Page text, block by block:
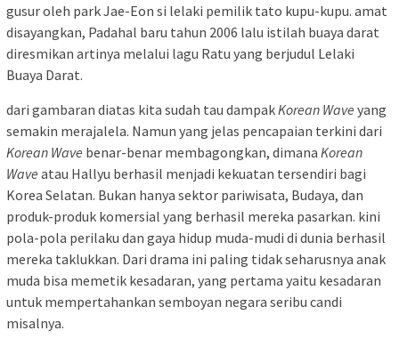
gusur oleh park Jae-Eon si lelaki pemilik tato kupu-kupu. amat
disayangkan, Padahal baru tahun 2006 lalu istilah buaya darat
diresmikan artinya melalui lagu Ratu yang berjudul Lelaki
Buaya Darat.
dari gambaran diatas kita sudah tau dampakKorean Wave yang
semakin merajalela. Namun yang jelas pencapaian terkini dari
Korean Wave benar-benar membagongkan, dimana Korean
Wave atau Hallyu berhasil menjadi kekuatan tersendiri bagi
Korea Selatan. Bukan hanya sektor pariwisata, Budaya, dan
produk-produk komersial yang berhasil mereka pasarkan. kini
pola-pola perilaku dan gaya hidup muda-mudi di dunia berhasil
mereka taklukkan. Dari drama ini paling tidak seharusnya anak
muda bisa memetik kesadaran, yang pertama yaitu kesadaran
untuk mempertahankan semboyan negara seribu candi
misalnya.